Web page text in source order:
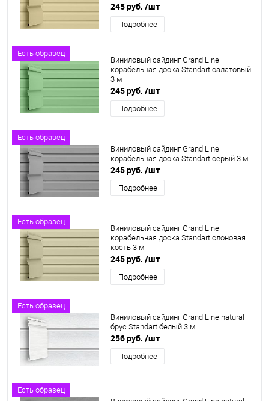
245 руб. /шт
Подробнее
Есть образец
Виниловый сайдинг Grand Line
корабельная доска Standart салатовый
3 м
245 руб. /шт
Подробнее
Есть образец
Виниловый сайдинг Grand Line
корабельная доска Standart серый 3 м
245 руб. /шт
Подробнее
Есть образец
Виниловый сайдинг Grand Line
корабельная доска Standart слоновая
кость 3 м
245 руб. /шт
Подробнее
Есть образец
Виниловый сайдинг Grand Line natural-
брус Standart белый 3 м
256 руб. /шт
Подробнее
Есть образец